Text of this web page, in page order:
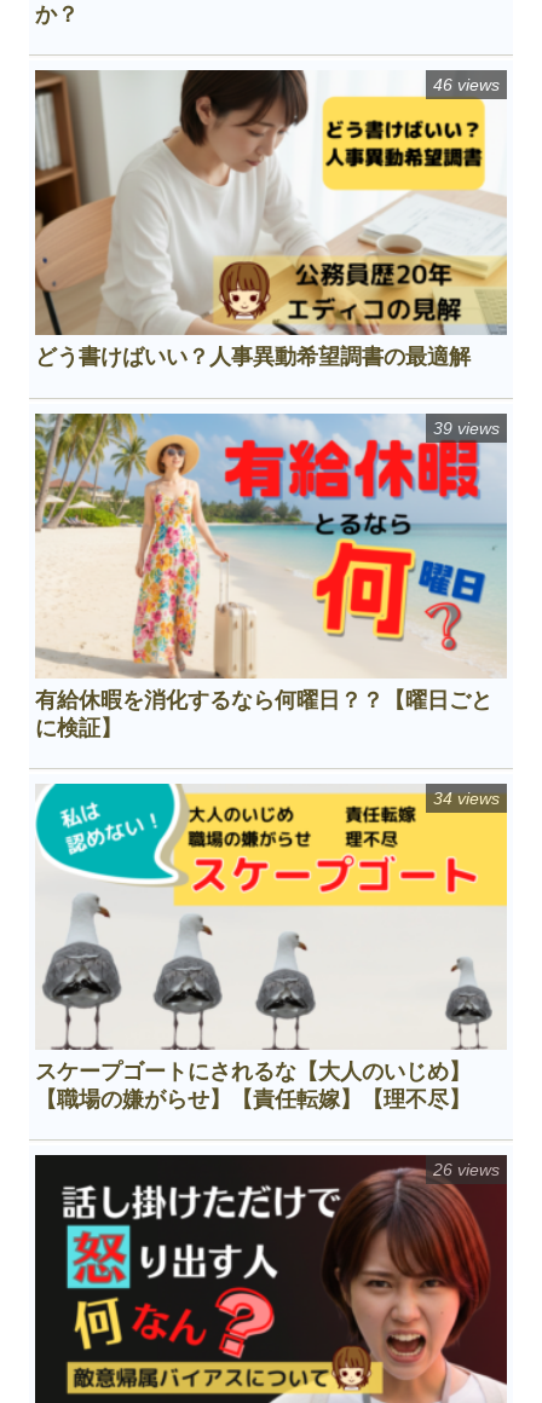
か？
どう書けばいい？人事異動希望調書の最適解
46 views
有給休暇を消化するなら何曜日？？【曜日ごと
に検証】
39 views
スケープゴートにされるな【大人のいじめ】
【職場の嫌がらせ】【責任転嫁】【理不尽】
34 views
26 views